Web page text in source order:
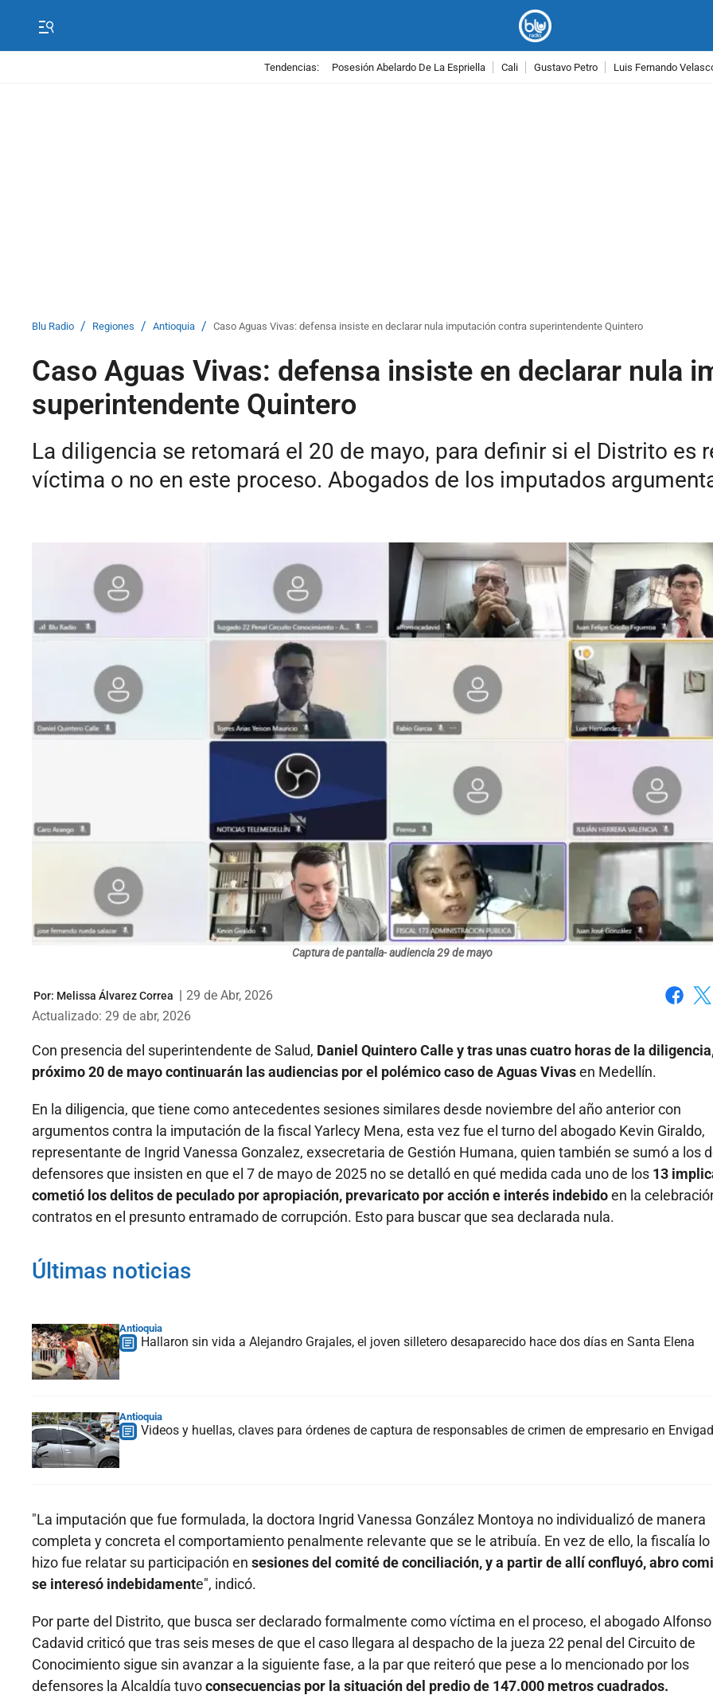
Tendencias: Posesión Abelardo De La Espriella Cali Gustavo Petro Luis Fernando
Blu Radio / Regiones / Antioquia / Caso Aguas Vivas: defensa insiste en declarar nula imputación contra superintendente Quintero
Caso Aguas Vivas: defensa insiste en declarar nula
superintendente Quintero
La diligencia se retomará el 20 de mayo, para definir si el Distrito
víctima o no en este proceso. Abogados de los imputados
Captura de pantalla- audiencia 29 de mayo
Por: Melissa Álvarez Correa | 29 de Abr, 2026
Actualizado: 29 de abr, 2026
Con presencia del superintendente de Salud, Daniel Quintero Calle y tras unas cuatro horas de la
próximo 20 de mayo continuarán las audiencias por el polémico caso de Aguas Vivasen Medellín.
En la diligencia, que tiene como antecedentes sesiones similares desde noviembre del año anterior con
argumentos contra la imputación de la fiscal Yarlecy Mena, esta vez fue el turno del abogado Kevin Giraldo,
representante de Ingrid Vanessa Gonzalez, exsecretaria de Gestión Humana, quien también se sumó a los
defensores que insisten en que el 7 de mayo de 2025 no se detalló en qué medida cada uno de los 13
cometió los delitos de peculado por apropiación, prevaricato por acción e interés indebidoen la
contratos en el presunto entramado de corrupción. Esto para buscar que sea declarada nula.
Últimas noticias
Antioquia
Hallaron sin vida a Alejandro Grajales, el joven silletero desaparecido hace dos días en Santa Elena
Antioquia
Videos y huellas, claves para órdenes de captura de responsables de crimen de empresario en
"La imputación que fue formulada, la doctora Ingrid Vanessa González Montoya no individualizó de manera
completa y concreta el comportamiento penalmente relevante que se le atribuía. En vez de ello, la fiscalía lo
hizo fue relatar su participación en sesiones del comité de conciliación, y a partir de allí confluyó, abro
se interesó indebidamente", indicó.
Por parte del Distrito, que busca ser declarado formalmente como víctima en el proceso, el abogado Alfonso
Cadavid criticó que tras seis meses de que el caso llegara al despacho de la jueza 22 penal del Circuito de
Conocimiento sigue sin avanzar a la siguiente fase, a la par que reiteró que pese a lo mencionado por los
defensores la Alcaldía tuvoconsecuencias por la situación del predio de 147.000 metros cuadrados.